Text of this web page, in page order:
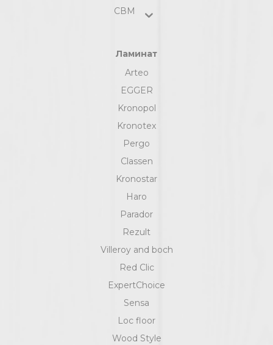
СВМ
Ламинат
Arteo
EGGER
Kronopol
Kronotex
Pergo
Classen
Kronostar
Haro
Parador
Rezult
Villeroy and boch
Red Clic
ExpertChoice
Sensa
Loc floor
Wood Style